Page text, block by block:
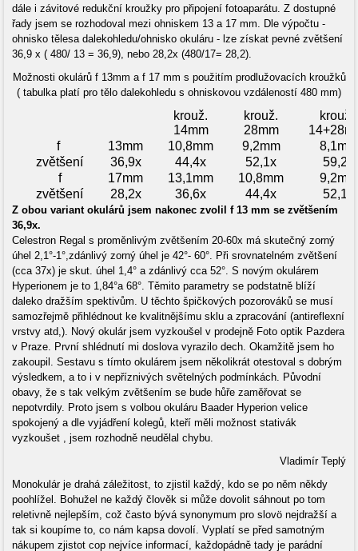
dále i závitové redukční kroužky pro připojení fotoaparátu. Z dostupné
řady jsem se rozhodoval mezi ohniskem 13 a 17 mm. Dle výpočtu -
ohnisko tělesa dalekohledu/ohnisko okuláru - lze získat pevné zvětšení
36,9 x ( 480/ 13 = 36,9), nebo 28,2x (480/17= 28,2).
Možnosti okulárů f 13mm a f 17 mm s použitím prodlužovacích kroužků
( tabulka platí pro tělo dalekohledu s ohniskovou vzdáleností 480 mm)
krouž.
14mm
krouž.
28mm
krouž.
f
13mm 10,8mm 9,2mm
8,1mm
zvětšení
36,9x 44,4x 52,1x
59,2x
f
17mm 13,1mm 10,8mm
9,2mm
zvětšení
28,2x 36,6x 44,4x 52,1x
Z obou variant okulárů jsem nakonec zvolil f 13 mm se zvětšením
36,9x.
Celestron Regal s proměnlivým zvětšením 20-60x má skutečný zorný
úhel 2,1°-1°,zdánlivý zorný úhel je 42°- 60°. Při srovnatelném zvětšení
(cca 37x) je skut. úhel 1,4° a zdánlivý cca 52°. S novým okulárem
Hyperionem je to 1,84°a 68°. Těmito parametry se podstatně blíží
daleko dražším spektivům. U těchto špičkových pozorováků se musí
samozřejmě přihlédnout ke kvalitnějšímu sklu a zpracování (antireflexní
vrstvy atd,). Nový okulár jsem vyzkoušel v prodejně Foto optik Pazdera
v Praze. První shlédnutí mi doslova vyrazilo dech. Okamžitě jsem ho
zakoupil. Sestavu s tímto okulárem jsem několikrát otestoval s dobrým
výsledkem, a to i v nepříznivých světelných podmínkách. Původní
obavy, že s tak velkým zvětšením se bude hůře zaměřovat se
nepotvrdily. Proto jsem s volbou okuláru Baader Hyperion velice
spokojený a dle vyjádření kolegů, kteří měli možnost stativák
vyzkoušet , jsem rozhodně neudělal chybu.
Vladimír Teplý
Monokulár je drahá záležitost, to zjistil každý, kdo se po něm někdy
poohlížel. Bohužel ne každý člověk si může dovolit sáhnout po tom
reletivně nejlepším, což často bývá synonymum pro slovö nejdražší a
tak si koupíme to, co nám kapsa dovolí. Vyplatí se před samotným
nákupem zjistot cop nejvíce informací, každopádně tady je parádní